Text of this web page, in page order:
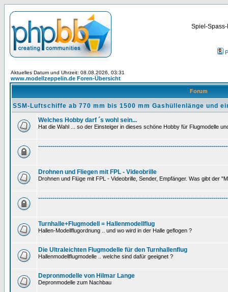
Spiel-
Aktuelles Datum und Uhrzeit: 08.08.2026, 03:31
www.modellzeppelin.de Foren-Übersicht
Forum
SSM-Luftschiffe ab 770 mm bis 1500 mm Gashüllenlänge und
Welches Hobby darf ´s wohl sein...
Hat die Wahl ... so der Einsteiger in dieses schöne Hobby für Flugmodelle
Drohnen und Fliegen mit FPL - Videobrille
Drohnen und Flüge mit FPL - Videobrille, Sender, Empfänger. Was gibt der
Turnhalle+Flugmodell = Hallenmodellflug
Hallen-Modellflugordnung .. und wo wird in der Halle geflogen ?
Die Ultraleichten Flugmodelle für den Turnhallenflug
Hallenmodellflugmodelle .. welche sind dafür geeignet ?
Depronmodelle von Hilmar Lange
Depronmodelle zum Nachbau